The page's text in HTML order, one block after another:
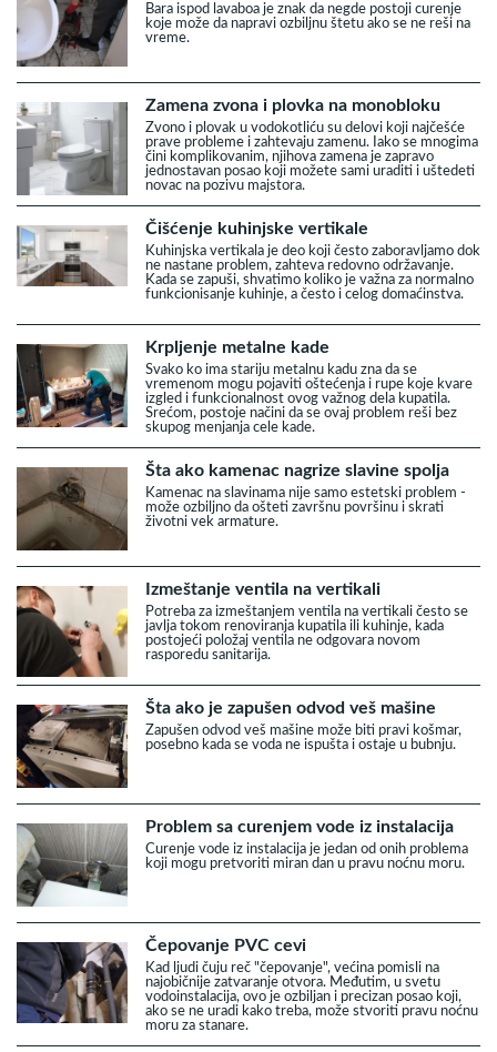
Bara ispod lavaboa je znak da negde postoji curenje
koje može da napravi ozbiljnu štetu ako se ne reši na
vreme.
Zamena zvona i plovka na monobloku
Zvono i plovak u vodokotliću su delovi koji najčešće
prave probleme i zahtevaju zamenu. Iako se mnogima
čini komplikovanim, njihova zamena je zapravo
jednostavan posao koji možete sami uraditi i uštedeti
novac na pozivu majstora.
Čišćenje kuhinjske vertikale
Kuhinjska vertikala je deo koji često zaboravljamo dok
ne nastane problem, zahteva redovno održavanje.
Kada se zapuši, shvatimo koliko je važna za normalno
funkcionisanje kuhinje, a često i celog domaćinstva.
Krpljenje metalne kade
Svako ko ima stariju metalnu kadu zna da se
vremenom mogu pojaviti oštećenja i rupe koje kvare
izgled i funkcionalnost ovog važnog dela kupatila.
Srećom, postoje načini da se ovaj problem reši bez
skupog menjanja cele kade.
Šta ako kamenac nagrize slavine spolja
Kamenac na slavinama nije samo estetski problem -
može ozbiljno da ošteti završnu površinu i skrati
životni vek armature.
Izmeštanje ventila na vertikali
Potreba za izmeštanjem ventila na vertikali često se
javlja tokom renoviranja kupatila ili kuhinje, kada
postojeći položaj ventila ne odgovara novom
rasporedu sanitarija.
Šta ako je zapušen odvod veš mašine
Zapušen odvod veš mašine može biti pravi košmar,
posebno kada se voda ne ispušta i ostaje u bubnju.
Problem sa curenjem vode iz instalacija
Curenje vode iz instalacija je jedan od onih problema
koji mogu pretvoriti miran dan u pravu noćnu moru.
Čepovanje PVC cevi
Kad ljudi čuju reč "čepovanje", većina pomisli na
najobičnije zatvaranje otvora. Međutim, u svetu
vodoinstalacija, ovo je ozbiljan i precizan posao koji,
ako se ne uradi kako treba, može stvoriti pravu noćnu
moru za stanare.